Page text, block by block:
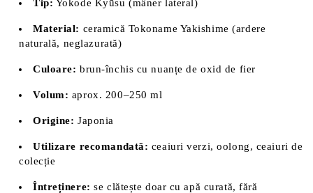
Tip: Yokode Kyūsu (mâner lateral)
Material: ceramică Tokoname Yakishime (ardere
naturală, neglazurată)
Culoare: brun-închis cu nuanțe de oxid de fier
Volum: aprox. 200–250 ml
Origine: Japonia
Utilizare recomandată: ceaiuri verzi, oolong, ceaiuri de
colecție
Întreținere: se clătește doar cu apă curată, fără